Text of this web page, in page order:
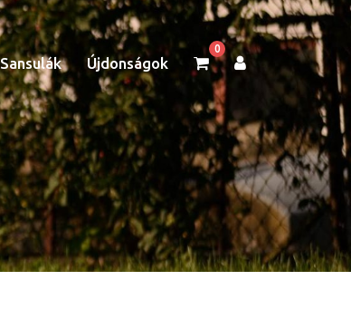
Sansulák Újdonságok
0